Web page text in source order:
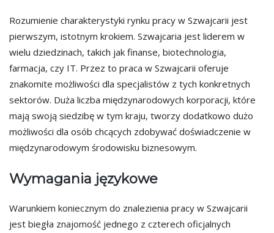
Rozumienie charakterystyki rynku pracy w Szwajcarii jest
pierwszym, istotnym krokiem. Szwajcaria jest liderem w
wielu dziedzinach, takich jak finanse, biotechnologia,
farmacja, czy IT. Przez to praca w Szwajcarii oferuje
znakomite możliwości dla specjalistów z tych konkretnych
sektorów. Duża liczba międzynarodowych korporacji, które
mają swoją siedzibę w tym kraju, tworzy dodatkowo dużo
możliwości dla osób chcących zdobywać doświadczenie w
międzynarodowym środowisku biznesowym.
Wymagania językowe
Warunkiem koniecznym do znalezienia pracy w Szwajcarii
jest biegła znajomość jednego z czterech oficjalnych